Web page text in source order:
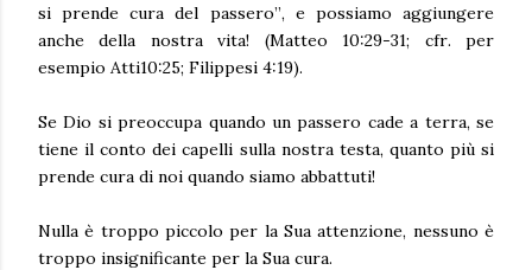
si prende cura del passero”, e possiamo aggiungere
anche della nostra vita! (Matteo 10:29-31; cfr. per
esempio Atti10:25; Filippesi 4:19).
Se Dio si preoccupa quando un passero cade a terra, se
tiene il conto dei capelli sulla nostra testa, quanto più si
prende cura di noi quando siamo abbattuti!
Nulla è troppo piccolo per la Sua attenzione, nessuno è
troppo insignificante per la Sua cura.